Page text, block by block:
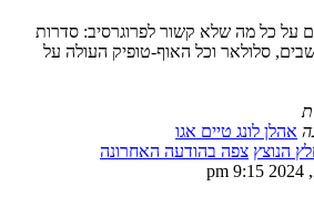
על כל מה שלא קשור לפרוגרסיב: סדרות
סלולאר וכל האוף-טופיק העולה על
אהלן לונג טיים אגו
הנוצץ צפה בהודעה האחרונה